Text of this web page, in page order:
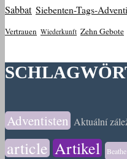
Sabbat Siebenten-Tags-
Vertrauen Wiederkunft Zehn Gebote
Adventisten Aktuální
article Artikel